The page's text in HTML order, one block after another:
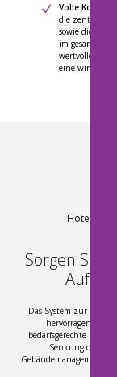
Volle
die zentrale
sowie die
im gesamten
wertvolle
eine
Hotels
Sorgen Sie
Das System zur
hervorragend für
bedarfsgerechte und
Senkung der
Gebäudemanagement